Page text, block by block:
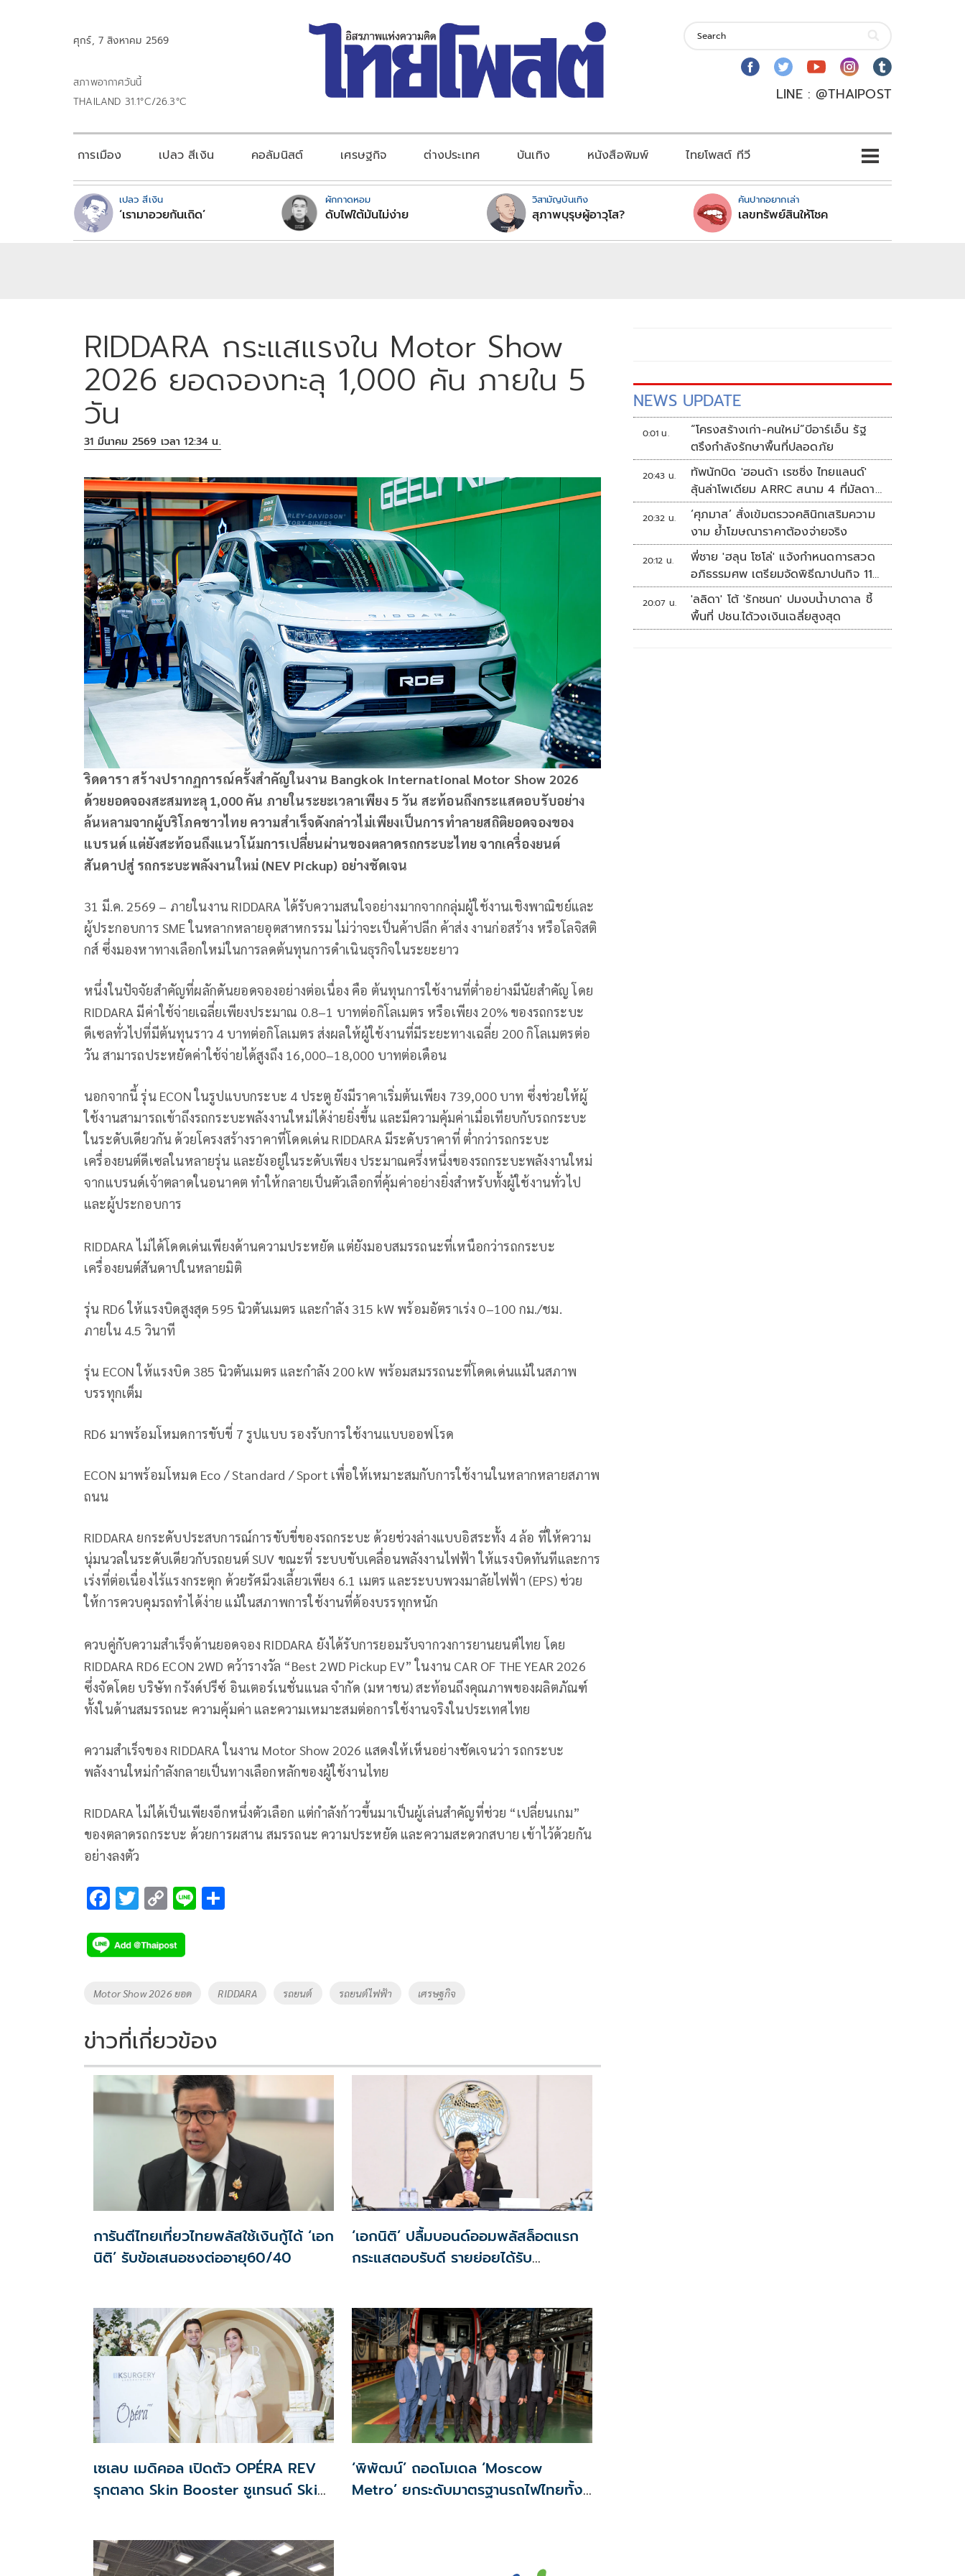
ศุกร์, 7 สิงหาคม 2569
สภาพอากาศวันนี้
THAILAND 31.1°C/26.3°C
LINE : @THAIPOST
การเมือง เปลว สีเงิน คอลัมนิสต์ เศรษฐกิจ ต่างประเทศ บันเทิง หนังสือพิมพ์ ไทยโพสต์ ทีวี
เปลว สีเงิน
‘เรามาอวยกันเถิด’
ผักกาดหอม
ดับไฟใต้มันไม่ง่าย
วิสามัญบันเทิง
สุภาพบุรุษผู้อาวุโส?
คันปากอยากเล่า
เลขทรัพย์สินให้โชค
RIDDARA กระแสแรงใน Motor Show
2026 ยอดจองทะลุ 1,000 คัน ภายใน 5
วัน
31 มีนาคม 2569 เวลา 12:34 น.
ริดดารา สร้างปรากฏการณ์ครั้งสำคัญในงาน Bangkok International Motor Show 2026
ด้วยยอดจองสะสมทะลุ 1,000 คัน ภายในระยะเวลาเพียง 5 วัน สะท้อนถึงกระแสตอบรับอย่าง
ล้นหลามจากผู้บริโภคชาวไทย ความสำเร็จดังกล่าวไม่เพียงเป็นการทำลายสถิติยอดจองของ
แบรนด์ แต่ยังสะท้อนถึงแนวโน้มการเปลี่ยนผ่านของตลาดรถกระบะไทย จากเครื่องยนต์
สันดาปสู่ รถกระบะพลังงานใหม่ (NEV Pickup) อย่างชัดเจน
31 มี.ค. 2569 – ภายในงาน RIDDARA ได้รับความสนใจอย่างมากจากกลุ่มผู้ใช้งานเชิงพาณิชย์และ
ผู้ประกอบการ SME ในหลากหลายอุตสาหกรรม ไม่ว่าจะเป็นค้าปลีก ค้าส่ง งานก่อสร้าง หรือโลจิสติ
กส์ ซึ่งมองหาทางเลือกใหม่ในการลดต้นทุนการดำเนินธุรกิจในระยะยาว
หนึ่งในปัจจัยสำคัญที่ผลักดันยอดจองอย่างต่อเนื่อง คือ ต้นทุนการใช้งานที่ต่ำอย่างมีนัยสำคัญ โดย
RIDDARA มีค่าใช้จ่ายเฉลี่ยเพียงประมาณ 0.8–1 บาทต่อกิโลเมตร หรือเพียง 20% ของรถกระบะ
ดีเซลทั่วไปที่มีต้นทุนราว 4 บาทต่อกิโลเมตร ส่งผลให้ผู้ใช้งานที่มีระยะทางเฉลี่ย 200 กิโลเมตรต่อ
วัน สามารถประหยัดค่าใช้จ่ายได้สูงถึง 16,000–18,000 บาทต่อเดือน
นอกจากนี้ รุ่น ECON ในรูปแบบกระบะ 4 ประตู ยังมีราคาเริ่มต้นเพียง 739,000 บาท ซึ่งช่วยให้ผู้
ใช้งานสามารถเข้าถึงรถกระบะพลังงานใหม่ได้ง่ายยิ่งขึ้น และมีความคุ้มค่าเมื่อเทียบกับรถกระบะ
ในระดับเดียวกัน ด้วยโครงสร้างราคาที่โดดเด่น RIDDARA มีระดับราคาที่ ต่ำกว่ารถกระบะ
เครื่องยนต์ดีเซลในหลายรุ่น และยังอยู่ในระดับเพียง ประมาณครึ่งหนึ่งของรถกระบะพลังงานใหม่
จากแบรนด์เจ้าตลาดในอนาคต ทำให้กลายเป็นตัวเลือกที่คุ้มค่าอย่างยิ่งสำหรับทั้งผู้ใช้งานทั่วไป
และผู้ประกอบการ
RIDDARA ไม่ได้โดดเด่นเพียงด้านความประหยัด แต่ยังมอบสมรรถนะที่เหนือกว่ารถกระบะ
เครื่องยนต์สันดาปในหลายมิติ
รุ่น RD6 ให้แรงบิดสูงสุด 595 นิวตันเมตร และกำลัง 315 kW พร้อมอัตราเร่ง 0–100 กม./ชม.
ภายใน 4.5 วินาที
รุ่น ECON ให้แรงบิด 385 นิวตันเมตร และกำลัง 200 kW พร้อมสมรรถนะที่โดดเด่นแม้ในสภาพ
บรรทุกเต็ม
RD6 มาพร้อมโหมดการขับขี่ 7 รูปแบบ รองรับการใช้งานแบบออฟโรด
ECON มาพร้อมโหมด Eco / Standard / Sport เพื่อให้เหมาะสมกับการใช้งานในหลากหลายสภาพ
ถนน
RIDDARA ยกระดับประสบการณ์การขับขี่ของรถกระบะ ด้วยช่วงล่างแบบอิสระทั้ง 4 ล้อ ที่ให้ความ
นุ่มนวลในระดับเดียวกับรถยนต์ SUV ขณะที่ ระบบขับเคลื่อนพลังงานไฟฟ้า ให้แรงบิดทันทีและการ
เร่งที่ต่อเนื่องไร้แรงกระตุก ด้วยรัศมีวงเลี้ยวเพียง 6.1 เมตร และระบบพวงมาลัยไฟฟ้า (EPS) ช่วย
ให้การควบคุมรถทำได้ง่าย แม้ในสภาพการใช้งานที่ต้องบรรทุกหนัก
ควบคู่กับความสำเร็จด้านยอดจอง RIDDARA ยังได้รับการยอมรับจากวงการยานยนต์ไทย โดย
RIDDARA RD6 ECON 2WD คว้ารางวัล “Best 2WD Pickup EV” ในงาน CAR OF THE YEAR 2026
ซึ่งจัดโดย บริษัท กรังด์ปรีซ์ อินเตอร์เนชั่นแนล จำกัด (มหาชน) สะท้อนถึงคุณภาพของผลิตภัณฑ์
ทั้งในด้านสมรรถนะ ความคุ้มค่า และความเหมาะสมต่อการใช้งานจริงในประเทศไทย
ความสำเร็จของ RIDDARA ในงาน Motor Show 2026 แสดงให้เห็นอย่างชัดเจนว่า รถกระบะ
พลังงานใหม่กำลังกลายเป็นทางเลือกหลักของผู้ใช้งานไทย
RIDDARA ไม่ได้เป็นเพียงอีกหนึ่งตัวเลือก แต่กำลังก้าวขึ้นมาเป็นผู้เล่นสำคัญที่ช่วย “เปลี่ยนเกม”
ของตลาดรถกระบะ ด้วยการผสาน สมรรถนะ ความประหยัด และความสะดวกสบาย เข้าไว้ด้วยกัน
อย่างลงตัว
F
e
b
o
k
T
tt
er
C
p
y
Li
k
Li
Tags
Motor Show 2026 ยอด RIDDARA รถยนต์ รถยนต์ไฟฟ้า เศรษฐกิจ
ข่าวที่เกี่ยวข้อง
การันตีไทยเที่ยวไทยพลัสใช้เงินกู้ได้ ‘เอก
นิติ’ รับข้อเสนอชงต่ออายุ60/40
‘เอกนิติ’ ปลื้มบอนด์ออมพลัสล็อตแรก
กระแสตอบรับดี รายย่อยได้รับ
เซเลบ เมดิคอล เปิดตัว OPÉRA REV
รุกตลาด Skin Booster ชูเทรนด์ Skin
‘พิพัฒน์’ ถอดโมเดล ‘Moscow
Metro’ ยกระดับมาตรฐานรถไฟไทยทั้ง
NEWS UPDATE
0:01 น.
“โครงสร้างเก่า-คนใหม่”บีอาร์เอ็น รัฐ
ตรึงกำลังรักษาพื้นที่ปลอดภัย
20:43 น.
ทัพนักบิด 'ฮอนด้า เรซซิ่ง ไทยแลนด์'
ลุ้นล่าโพเดียม ARRC สนาม 4 ที่มัลดาลิ
กา
20:32 น.
‘ศุภมาส’ สั่งเข้มตรวจคลินิกเสริมความ
งาม ย้ำโฆษณาราคาต้องจ่ายจริง
20:12 น.
พี่ชาย 'ฮลุน โซโล่' แจ้งกำหนดการสวด
อภิธรรมศพ เตรียมจัดพิธีฌาปนกิจ 11
ส.ค.
20:07 น.
'ลลิดา' โต้ 'รักชนก' ปมงบน้ำบาดาล ชี้
พื้นที่ ปชน.ได้วงเงินเฉลี่ยสูงสุด